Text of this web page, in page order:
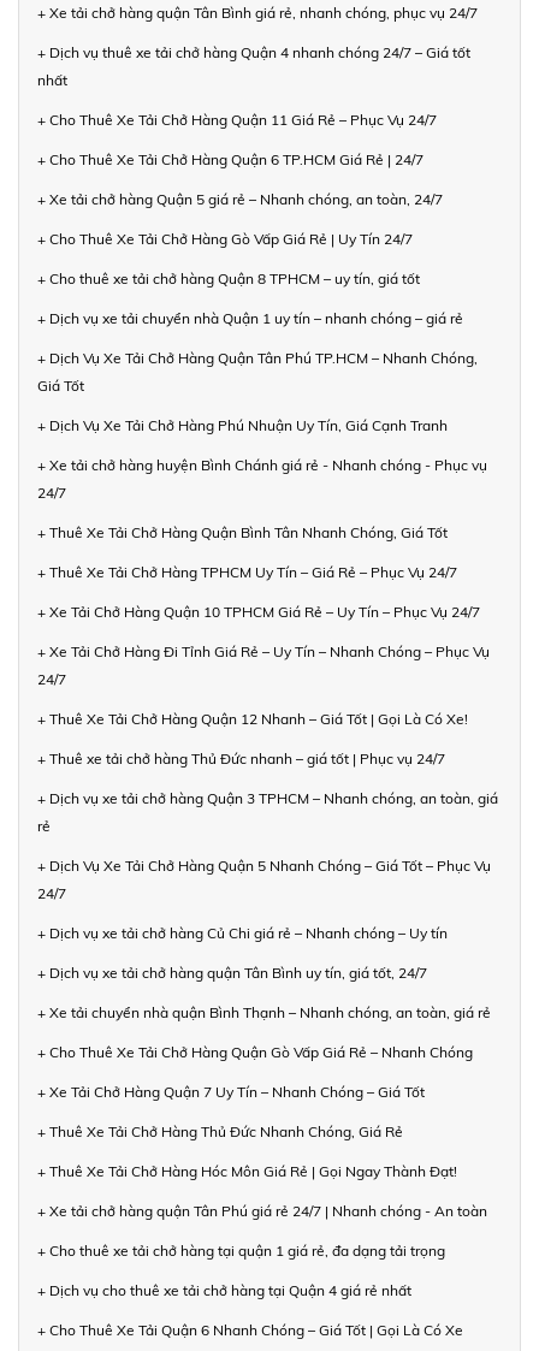
+ Xe tải chở hàng quận Tân Bình giá rẻ, nhanh chóng, phục vụ 24/7
+ Dịch vụ thuê xe tải chở hàng Quận 4 nhanh chóng 24/7 – Giá tốt
nhất
+ Cho Thuê Xe Tải Chở Hàng Quận 11 Giá Rẻ – Phục Vụ 24/7
+ Cho Thuê Xe Tải Chở Hàng Quận 6 TP.HCM Giá Rẻ | 24/7
+ Xe tải chở hàng Quận 5 giá rẻ – Nhanh chóng, an toàn, 24/7
+ Cho Thuê Xe Tải Chở Hàng Gò Vấp Giá Rẻ | Uy Tín 24/7
+ Cho thuê xe tải chở hàng Quận 8 TPHCM – uy tín, giá tốt
+ Dịch vụ xe tải chuyển nhà Quận 1 uy tín – nhanh chóng – giá rẻ
+ Dịch Vụ Xe Tải Chở Hàng Quận Tân Phú TP.HCM – Nhanh Chóng,
Giá Tốt
+ Dịch Vụ Xe Tải Chở Hàng Phú Nhuận Uy Tín, Giá Cạnh Tranh
+ Xe tải chở hàng huyện Bình Chánh giá rẻ - Nhanh chóng - Phục vụ
24/7
+ Thuê Xe Tải Chở Hàng Quận Bình Tân Nhanh Chóng, Giá Tốt
+ Thuê Xe Tải Chở Hàng TPHCM Uy Tín – Giá Rẻ – Phục Vụ 24/7
+ Xe Tải Chở Hàng Quận 10 TPHCM Giá Rẻ – Uy Tín – Phục Vụ 24/7
+ Xe Tải Chở Hàng Đi Tỉnh Giá Rẻ – Uy Tín – Nhanh Chóng – Phục Vụ
24/7
+ Thuê Xe Tải Chở Hàng Quận 12 Nhanh – Giá Tốt | Gọi Là Có Xe!
+ Thuê xe tải chở hàng Thủ Đức nhanh – giá tốt | Phục vụ 24/7
+ Dịch vụ xe tải chở hàng Quận 3 TPHCM – Nhanh chóng, an toàn, giá
rẻ
+ Dịch Vụ Xe Tải Chở Hàng Quận 5 Nhanh Chóng – Giá Tốt – Phục Vụ
24/7
+ Dịch vụ xe tải chở hàng Củ Chi giá rẻ – Nhanh chóng – Uy tín
+ Dịch vụ xe tải chở hàng quận Tân Bình uy tín, giá tốt, 24/7
+ Xe tải chuyển nhà quận Bình Thạnh – Nhanh chóng, an toàn, giá rẻ
+ Cho Thuê Xe Tải Chở Hàng Quận Gò Vấp Giá Rẻ – Nhanh Chóng
+ Xe Tải Chở Hàng Quận 7 Uy Tín – Nhanh Chóng – Giá Tốt
+ Thuê Xe Tải Chở Hàng Thủ Đức Nhanh Chóng, Giá Rẻ
+ Thuê Xe Tải Chở Hàng Hóc Môn Giá Rẻ | Gọi Ngay Thành Đạt!
+ Xe tải chở hàng quận Tân Phú giá rẻ 24/7 | Nhanh chóng - An toàn
+ Cho thuê xe tải chở hàng tại quận 1 giá rẻ, đa dạng tải trọng
+ Dịch vụ cho thuê xe tải chở hàng tại Quận 4 giá rẻ nhất
+ Cho Thuê Xe Tải Quận 6 Nhanh Chóng – Giá Tốt | Gọi Là Có Xe